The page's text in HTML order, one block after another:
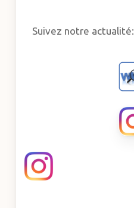
Suivez notre actualité: